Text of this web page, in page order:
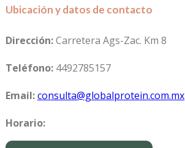
Ubicación y datos de contacto
Dirección:Carretera Ags-Zac. Km 8
Teléfono:4492785157
Email:consulta@globalprotein.com.mx
Horario: